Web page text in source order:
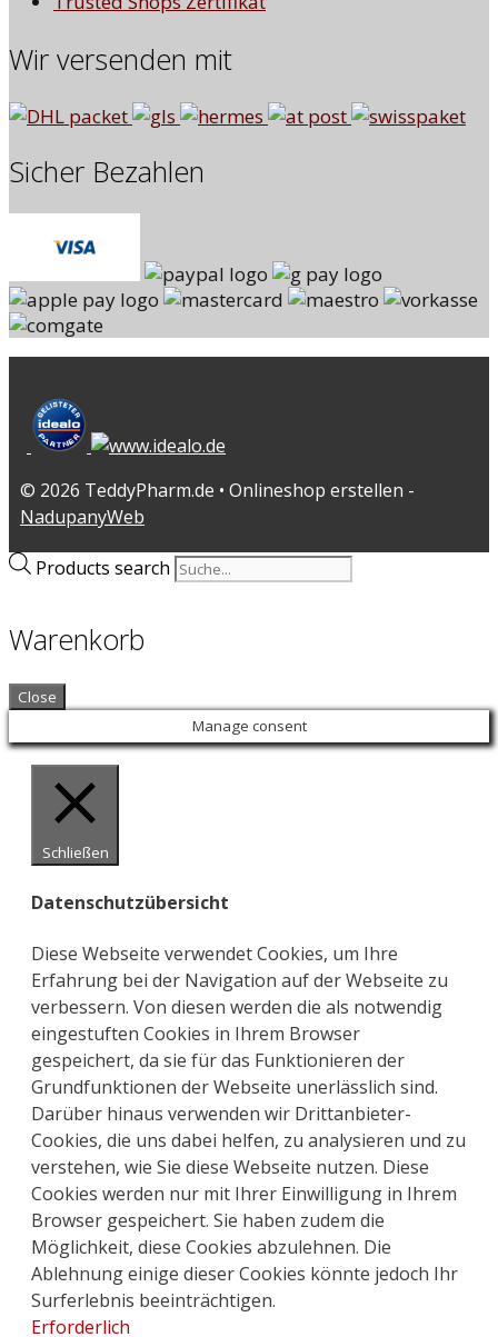
Wir versenden mit
Sicher Bezahlen
© 2026 TeddyPharm.de • Onlineshop erstellen -
NadupanyWeb
Products search
Warenkorb
Close
Manage consent
Schließen
Datenschutzübersicht
Diese Webseite verwendet Cookies, um Ihre
Erfahrung bei der Navigation auf der Webseite zu
verbessern. Von diesen werden die als notwendig
eingestuften Cookies in Ihrem Browser
gespeichert, da sie für das Funktionieren der
Grundfunktionen der Webseite unerlässlich sind.
Darüber hinaus verwenden wir Drittanbieter-
Cookies, die uns dabei helfen, zu analysieren und zu
verstehen, wie Sie diese Webseite nutzen. Diese
Cookies werden nur mit Ihrer Einwilligung in Ihrem
Browser gespeichert. Sie haben zudem die
Möglichkeit, diese Cookies abzulehnen. Die
Ablehnung einige dieser Cookies könnte jedoch Ihr
Surferlebnis beeinträchtigen.
Erforderlich